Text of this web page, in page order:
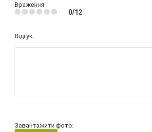
Враження
0/12
Відгук:
Завантажити фото: